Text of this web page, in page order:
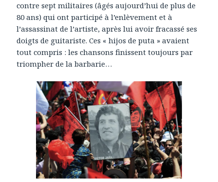
contre sept militaires (âgés aujourd’hui de plus de
80 ans) qui ont participé à l’enlèvement et à
l’assassinat de l’artiste, après lui avoir fracassé ses
doigts de guitariste. Ces « hijos de puta » avaient
tout compris : les chansons finissent toujours par
triompher de la barbarie…